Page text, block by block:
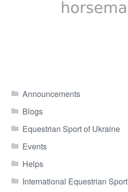
Announcements
Blogs
Equestrian Sport of Ukraine
Events
Helps
International Equestrian Sport